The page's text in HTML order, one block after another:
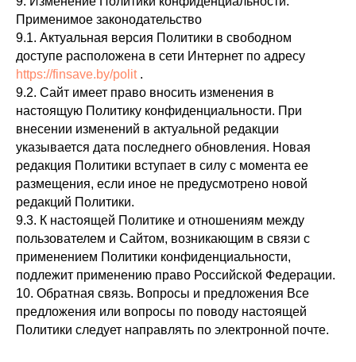
Применимое законодательство
9.1. Актуальная версия Политики в свободном
доступе расположена в сети Интернет по адресу
https://finsave.by/polit.
9.2. Сайт имеет право вносить изменения в
настоящую Политику конфиденциальности. При
внесении изменений в актуальной редакции
указывается дата последнего обновления. Новая
редакция Политики вступает в силу с момента ее
размещения, если иное не предусмотрено новой
редакций Политики.
9.3. К настоящей Политике и отношениям между
пользователем и Сайтом, возникающим в связи с
применением Политики конфиденциальности,
подлежит применению право Российской Федерации.
10. Обратная связь. Вопросы и предложения Все
предложения или вопросы по поводу настоящей
Политики следует направлять по электронной почте.